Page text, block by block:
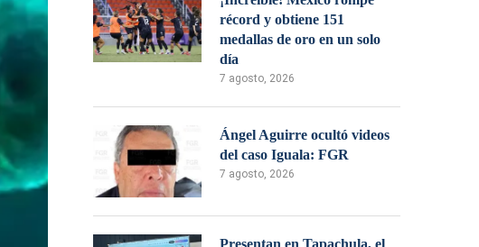
récord y obtiene 151
medallas de oro en un solo
día
7 agosto, 2026
Ángel Aguirre ocultó videos
del caso Iguala: FGR
7 agosto, 2026
Presentan en Tapachula, el